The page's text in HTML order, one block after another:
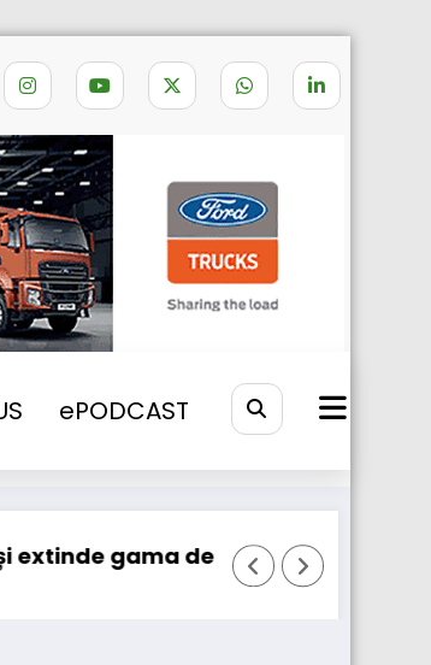
ePODCAST
către Financiar Urban
camioane
Lars Ljungström a fost numit